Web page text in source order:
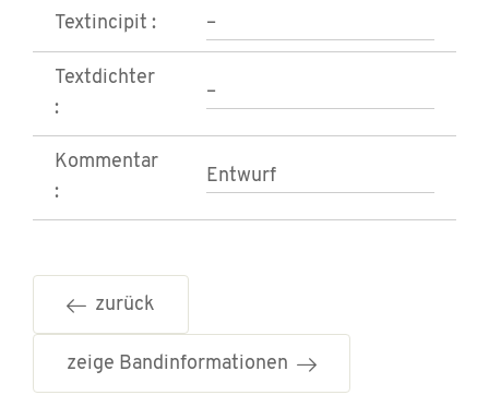
Textincipit : –
Textdichter
:
–
Kommentar
:
Entwurf
zurück
zeige Bandinformationen